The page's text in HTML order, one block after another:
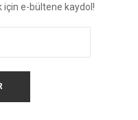
e-bültene kaydol!